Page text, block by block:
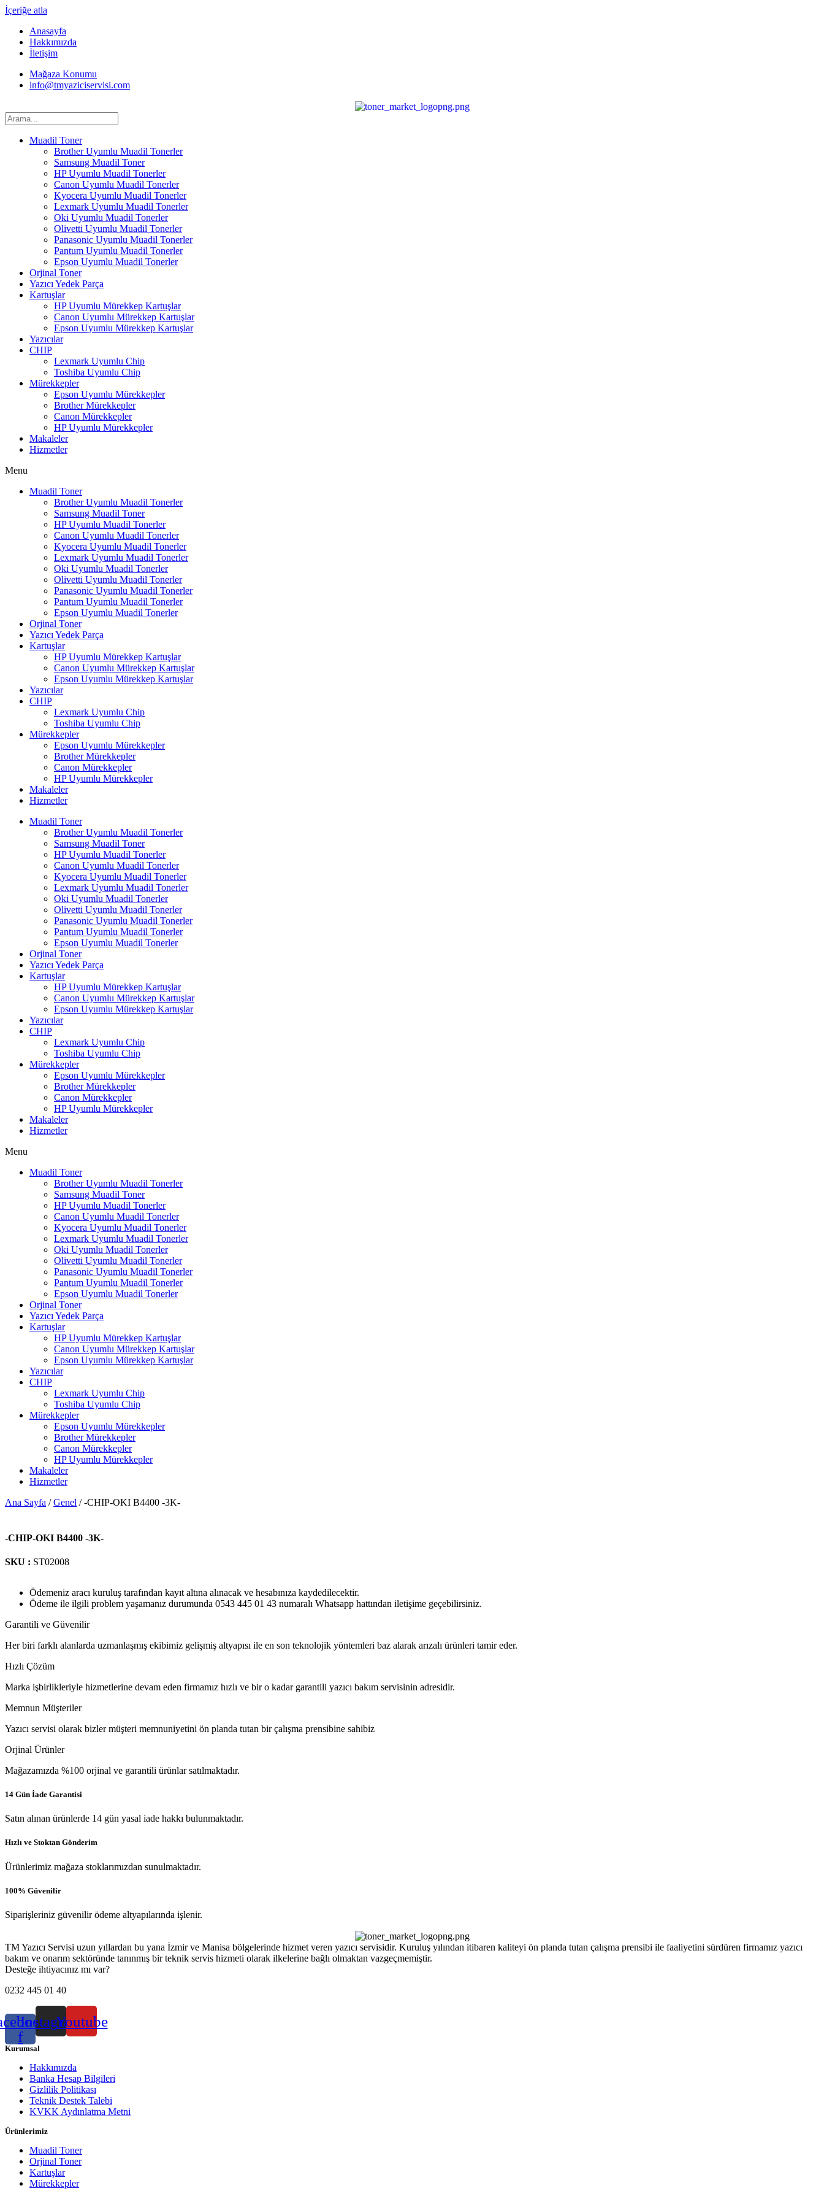
İçeriğe atla
Anasayfa
Hakkımızda
İletişim
Mağaza Konumu
info@tmyaziciservisi.com
Muadil Toner
Brother Uyumlu Muadil Tonerler
Samsung Muadil Toner
HP Uyumlu Muadil Tonerler
Canon Uyumlu Muadil Tonerler
Kyocera Uyumlu Muadil Tonerler
Lexmark Uyumlu Muadil Tonerler
Oki Uyumlu Muadil Tonerler
Olivetti Uyumlu Muadil Tonerler
Panasonic Uyumlu Muadil Tonerler
Pantum Uyumlu Muadil Tonerler
Epson Uyumlu Muadil Tonerler
Orjinal Toner
Yazıcı Yedek Parça
Kartuşlar
HP Uyumlu Mürekkep Kartuşlar
Canon Uyumlu Mürekkep Kartuşlar
Epson Uyumlu Mürekkep Kartuşlar
Yazıcılar
CHIP
Lexmark Uyumlu Chip
Toshiba Uyumlu Chip
Mürekkepler
Epson Uyumlu Mürekkepler
Brother Mürekkepler
Canon Mürekkepler
HP Uyumlu Mürekkepler
Makaleler
Hizmetler
Menu
Muadil Toner
Brother Uyumlu Muadil Tonerler
Samsung Muadil Toner
HP Uyumlu Muadil Tonerler
Canon Uyumlu Muadil Tonerler
Kyocera Uyumlu Muadil Tonerler
Lexmark Uyumlu Muadil Tonerler
Oki Uyumlu Muadil Tonerler
Olivetti Uyumlu Muadil Tonerler
Panasonic Uyumlu Muadil Tonerler
Pantum Uyumlu Muadil Tonerler
Epson Uyumlu Muadil Tonerler
Orjinal Toner
Yazıcı Yedek Parça
Kartuşlar
HP Uyumlu Mürekkep Kartuşlar
Canon Uyumlu Mürekkep Kartuşlar
Epson Uyumlu Mürekkep Kartuşlar
Yazıcılar
CHIP
Lexmark Uyumlu Chip
Toshiba Uyumlu Chip
Mürekkepler
Epson Uyumlu Mürekkepler
Brother Mürekkepler
Canon Mürekkepler
HP Uyumlu Mürekkepler
Makaleler
Hizmetler
Muadil Toner
Brother Uyumlu Muadil Tonerler
Samsung Muadil Toner
HP Uyumlu Muadil Tonerler
Canon Uyumlu Muadil Tonerler
Kyocera Uyumlu Muadil Tonerler
Lexmark Uyumlu Muadil Tonerler
Oki Uyumlu Muadil Tonerler
Olivetti Uyumlu Muadil Tonerler
Panasonic Uyumlu Muadil Tonerler
Pantum Uyumlu Muadil Tonerler
Epson Uyumlu Muadil Tonerler
Orjinal Toner
Yazıcı Yedek Parça
Kartuşlar
HP Uyumlu Mürekkep Kartuşlar
Canon Uyumlu Mürekkep Kartuşlar
Epson Uyumlu Mürekkep Kartuşlar
Yazıcılar
CHIP
Lexmark Uyumlu Chip
Toshiba Uyumlu Chip
Mürekkepler
Epson Uyumlu Mürekkepler
Brother Mürekkepler
Canon Mürekkepler
HP Uyumlu Mürekkepler
Makaleler
Hizmetler
Menu
Muadil Toner
Brother Uyumlu Muadil Tonerler
Samsung Muadil Toner
HP Uyumlu Muadil Tonerler
Canon Uyumlu Muadil Tonerler
Kyocera Uyumlu Muadil Tonerler
Lexmark Uyumlu Muadil Tonerler
Oki Uyumlu Muadil Tonerler
Olivetti Uyumlu Muadil Tonerler
Panasonic Uyumlu Muadil Tonerler
Pantum Uyumlu Muadil Tonerler
Epson Uyumlu Muadil Tonerler
Orjinal Toner
Yazıcı Yedek Parça
Kartuşlar
HP Uyumlu Mürekkep Kartuşlar
Canon Uyumlu Mürekkep Kartuşlar
Epson Uyumlu Mürekkep Kartuşlar
Yazıcılar
CHIP
Lexmark Uyumlu Chip
Toshiba Uyumlu Chip
Mürekkepler
Epson Uyumlu Mürekkepler
Brother Mürekkepler
Canon Mürekkepler
HP Uyumlu Mürekkepler
Makaleler
Hizmetler
Ana Sayfa /Genel / -CHIP-OKI B4400 -3K-
-CHIP-OKI B4400 -3K-
SKU : ST02008
Ödemeniz aracı kuruluş tarafından kayıt altına alınacak ve hesabınıza kaydedilecektir.
Ödeme ile ilgili problem yaşamanız durumunda 0543 445 01 43 numaralı Whatsapp hattından iletişime geçebilirsiniz.
Garantili ve Güvenilir
Her biri farklı alanlarda uzmanlaşmış ekibimiz gelişmiş altyapısı ile en son teknolojik yöntemleri baz alarak arızalı ürünleri tamir eder.
Hızlı Çözüm
Marka işbirlikleriyle hizmetlerine devam eden firmamız hızlı ve bir o kadar garantili yazıcı bakım servisinin adresidir.
Memnun Müşteriler
Yazıcı servisi olarak bizler müşteri memnuniyetini ön planda tutan bir çalışma prensibine sahibiz
Orjinal Ürünler
Mağazamızda %100 orjinal ve garantili ürünlar satılmaktadır.
14 Gün İade Garantisi
Satın alınan ürünlerde 14 gün yasal iade hakkı bulunmaktadır.
Hızlı ve Stoktan Gönderim
Ürünlerimiz mağaza stoklarımızdan sunulmaktadır.
100% Güvenilir
Siparişleriniz güvenilir ödeme altyapılarında işlenir.
TM Yazıcı Servisi uzun yıllardan bu yana İzmir ve Manisa bölgelerinde hizmet veren yazıcı servisidir. Kuruluş yılından itibaren kaliteyi ön planda tutan çalışma prensibi ile faaliyetini sürdüren firmamız yazıcı
bakım ve onarım sektöründe tanınmış bir teknik servis hizmeti olarak ilkelerine bağlı olmaktan vazgeçmemiştir.
Desteğe ihtiyacınız mı var?
0232 445 01 40
f
InstagramYoutube
Kurumsal
Hakkımızda
Banka Hesap Bilgileri
Gizlilik Politikası
Teknik Destek Talebi
KVKK Aydınlatma Metni
Ürünlerimiz
Muadil Toner
Orjinal Toner
Kartuşlar
Mürekkepler